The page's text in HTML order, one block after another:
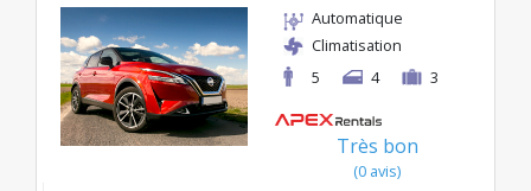
Automatique
Climatisation
5
4 3
Très bon
(0 avis)